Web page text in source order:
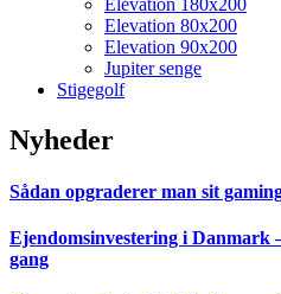
Elevation 80x200
Elevation 90x200
Jupiter senge
Stigegolf
Nyheder
Sådan opgraderer man sit
Ejendomsinvestering i Danmark
gang